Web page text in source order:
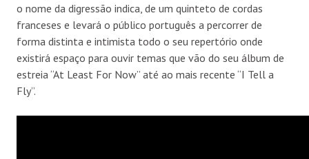
o nome da digressão indica, de um quinteto de cordas
franceses e levará o público português a percorrer de
forma distinta e intimista todo o seu repertório onde
existirá espaço para ouvir temas que vão do seu álbum de
estreia “At Least For Now” até ao mais recente “I Tell a
Fly”.